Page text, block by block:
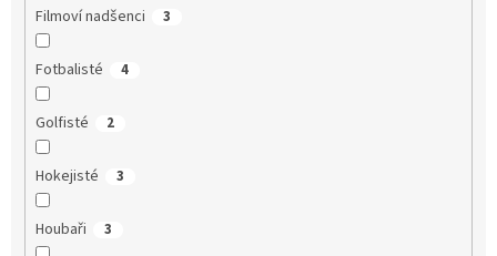
Filmoví nadšenci 3
Fotbalisté 4
Golfisté 2
Hokejisté 3
Houbaři 3